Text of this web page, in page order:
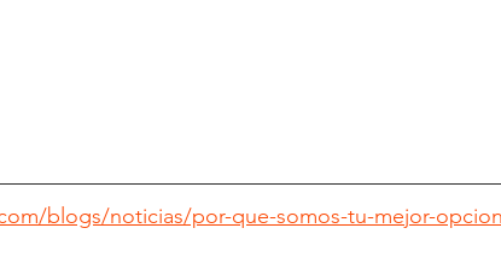
blogs/noticias/por-que-somos-tu-mejor-